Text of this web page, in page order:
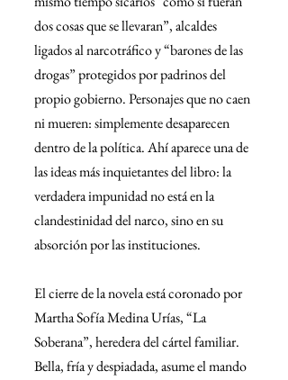
dos cosas que se llevaran”, alcaldes
ligados al narcotráfico y “barones de las
drogas” protegidos por padrinos del
propio gobierno. Personajes que no caen
ni mueren: simplemente desaparecen
dentro de la política. Ahí aparece una de
las ideas más inquietantes del libro: la
verdadera impunidad no está en la
clandestinidad del narco, sino en su
absorción por las instituciones.
El cierre de la novela está coronado por
Martha Sofía Medina Urías, “La
Soberana”, heredera del cártel familiar.
Bella, fría y despiadada, asume el mando